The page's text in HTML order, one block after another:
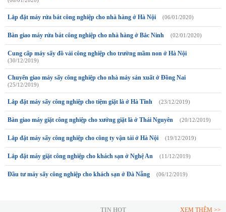
Lắp đặt máy rửa bát công nghiệp cho nhà hàng ở Hà Nội (06/01/2020)
Bàn giao máy rửa bát công nghiệp cho nhà hàng ở Bắc Ninh (02/01/2020)
Cung cấp máy sấy đồ vải công nghiệp cho trường mầm non ở Hà Nội
(30/12/2019)
Chuyển giao máy sấy công nghiệp cho nhà máy sản xuất ở Đồng Nai
(25/12/2019)
Lắp đặt máy sấy công nghiệp cho tiệm giặt là ở Hà Tĩnh (23/12/2019)
Bàn giao máy giặt công nghiệp cho xưởng giặt là ở Thái Nguyên (20/12/2019)
Lắp đặt máy sấy công nghiệp cho công ty vận tải ở Hà Nội (19/12/2019)
Lắp đặt máy giặt công nghiệp cho khách sạn ở Nghệ An (11/12/2019)
Đầu tư máy sấy công nghiệp cho khách sạn ở Đà Nẵng (06/12/2019)
TIN HOT XEM THÊM >>